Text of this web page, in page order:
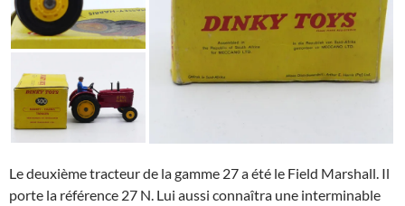
Le deuxième tracteur de la gamme 27 a été le Field Marshall. Il
porte la référence 27 N. Lui aussi connaîtra une interminable